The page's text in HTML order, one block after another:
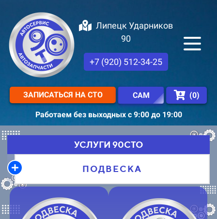
Липецк Ударников
90
+7 (920) 512-34-25
ЗАПИСАТЬСЯ НА СТО САМ (0)
Работаем без выходных с 9:00 до 19:00
УСЛУГИ 90СТО
ПОДВЕСКА​​​​